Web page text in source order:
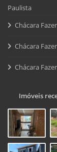
Paulista
Chácara
Chácara
Chácara
Imóveis